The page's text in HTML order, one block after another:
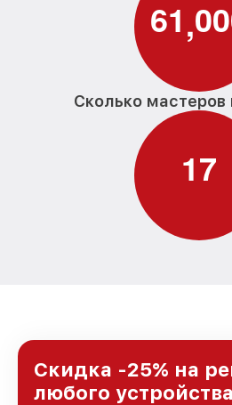
61,00
Сколько мастеров
17
Скидка -25% на
любого